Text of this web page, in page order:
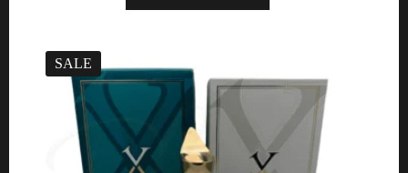
SALE